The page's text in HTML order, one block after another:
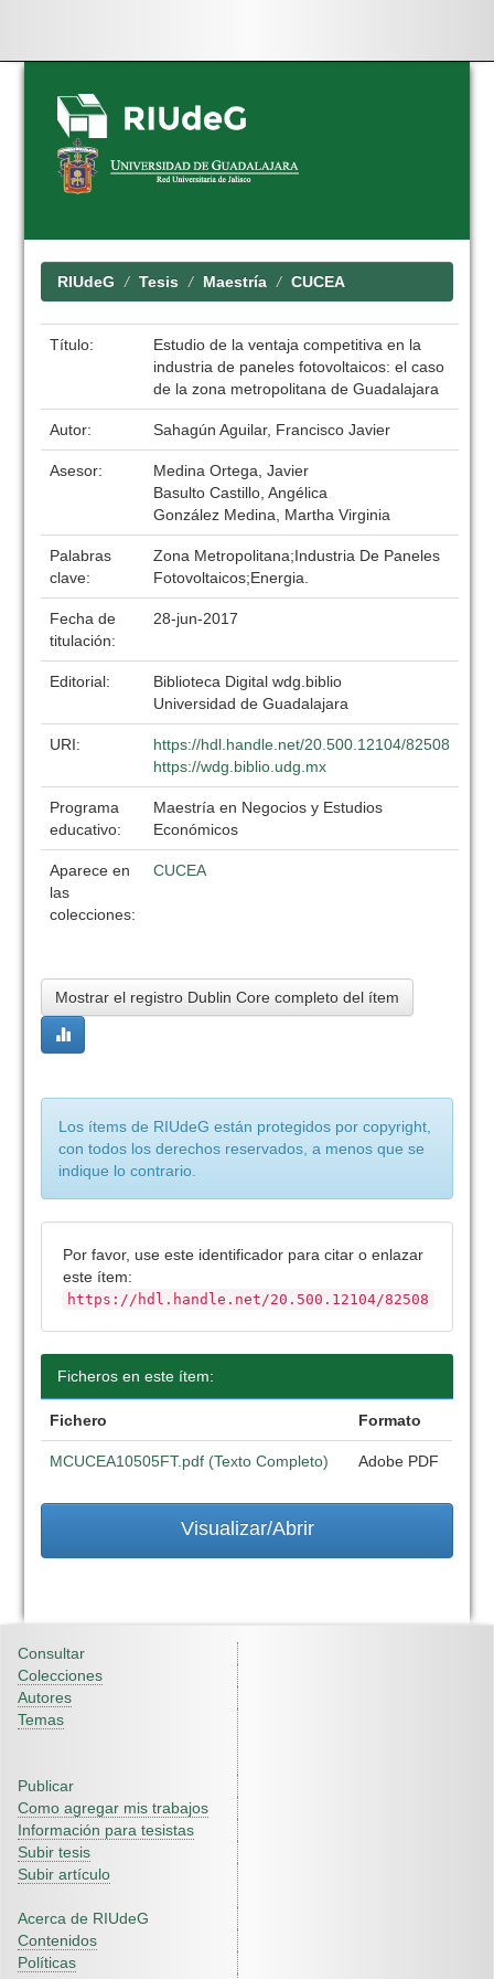
Skip
navigation
RIUdeG Tesis Maestría CUCEA
Título:
Estudio de la ventaja competitiva en la
industria de paneles fotovoltaicos: el caso
de la zona metropolitana de Guadalajara
Autor: Sahagún Aguilar, Francisco Javier
Asesor:
Medina Ortega, Javier
Basulto Castillo, Angélica
González Medina, Martha Virginia
Palabras
clave:
Zona Metropolitana;Industria De Paneles
Fotovoltaicos;Energia.
Fecha de
titulación:
28-jun-2017
Editorial:
Biblioteca Digital wdg.biblio
Universidad de Guadalajara
URI:
https://hdl.handle.net/20.500.12104/82508
https://wdg.biblio.udg.mx
Programa
educativo:
Maestría en Negocios y Estudios
Económicos
Aparece en
las
colecciones:
CUCEA
Mostrar el registro Dublin Core completo del ítem
Los ítems de RIUdeG están protegidos por copyright,
con todos los derechos reservados, a menos que se
indique lo contrario.
Por favor, use este identificador para citar o enlazar
este ítem:
https://hdl.handle.net/20.500.12104/82508
Ficheros en este ítem:
Fichero Formato
MCUCEA10505FT.pdf (Texto Completo) Adobe PDF
Visualizar/Abrir
Consultar
Colecciones
Autores
Temas
Publicar
Como agregar mis trabajos
Información para tesistas
Subir tesis
Subir artículo
Acerca de RIUdeG
Contenidos
Políticas